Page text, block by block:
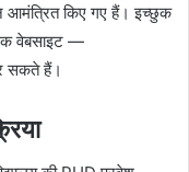
किए गए हैं। इच्छुक
वेबसाइट —
सकते हैं।